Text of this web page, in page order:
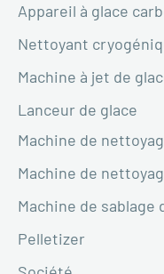
Appareil à glace
Nettoyant
Machine à jet de
Lanceur de glace
Machine de
Machine de
Machine de sablage
Pelletizer